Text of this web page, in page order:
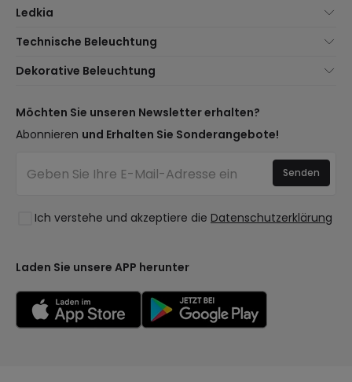
Ledkia
Kundenservice
Versandmethoden
Sind Sie ein Profi?
Häufig gestellte Fragen (FAQ)
Technische Beleuchtung
Marken
Beleuchtung für Unternehmen
Dekorative Beleuchtung
Trends
Premium-Dekor-Marken
Räume
Kollektionen
Möchten Sie unseren Newsletter erhalten?
Abonnieren und Erhalten Sie Sonderangebote!
Ich verstehe und akzeptiere die Datenschutzerklärung
Senden
Laden Sie unsere APP herunter